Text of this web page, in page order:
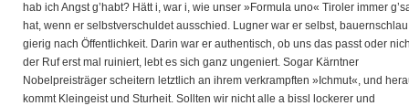
hab ich Angst g’habt? Hätt i, war i, wie unser »Formula uno« Tiroler immer
hat, wenn er selbstverschuldet ausschied. Lugner war er selbst,
gierig nach Öffentlichkeit. Darin war er authentisch, ob uns das passt oder
der Ruf erst mal ruiniert, lebt es sich ganz ungeniert. Sogar Kärntner
Nobelpreisträger scheitern letztlich an ihrem verkrampften »Ichmut«, und
kommt Kleingeist und Sturheit. Sollten wir nicht alle a bissl lockerer und